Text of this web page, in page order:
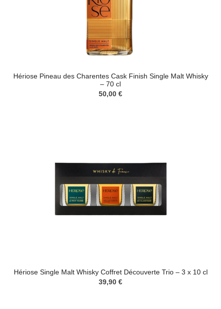
Hériose Pineau des Charentes Cask Finish Single Malt Whisky
– 70 cl
50,00 €
Hériose Single Malt Whisky Coffret Découverte Trio – 3 x 10 cl
39,90 €